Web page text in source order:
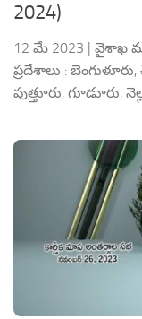
2024)
12 మే 2023 |
ప్రదేశాలు :
పుత్తూరు, గూడూరు,